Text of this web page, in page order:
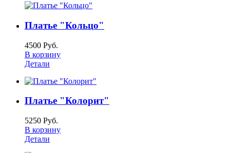
Платье "Кольцо"
4500 Руб.
В корзину
Детали
Платье "Колорит"
5250 Руб.
В корзину
Детали